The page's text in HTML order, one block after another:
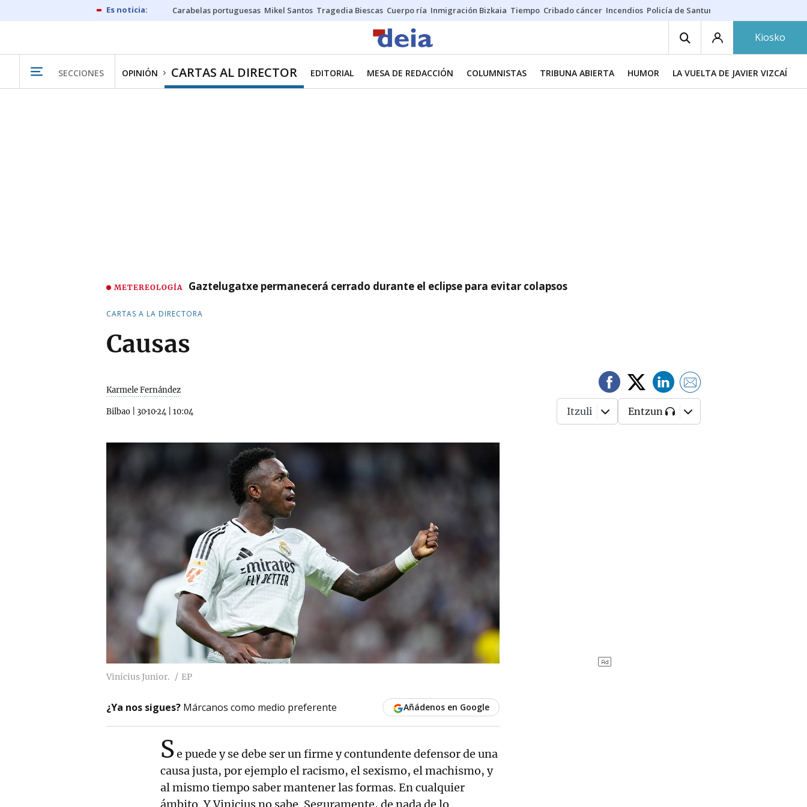
Carabelas portuguesas Mikel Santos Tragedia Biescas Cuerpo ría Inmigración Bizkaia Tiempo Cribado cáncer Incendios Policía de Santurtzi
Kiosko
SECCIONES OPINIÓN CARTAS AL DIRECTOR EDITORIAL MESA DE REDACCIÓN COLUMNISTAS TRIBUNA ABIERTA HUMOR LA VUELTA DE JAVIER VIZCAÍNO
METEREOLOGÍA Gaztelugatxe permanecerá cerrado durante el eclipse para evitar colapsos
CARTAS A LA DIRECTORA
Causas
Karmele Fernández
Bilbao 30·10·24 10:04 Itzuli Entzun
Vinicius Junior. EP
¿Ya nos sigues? Márcanos como medio preferente Añádenos en Google
Se puede y se debe ser un firme y contundente defensor de una
causa justa, por ejemplo el racismo, el sexismo, el machismo, y
al mismo tiempo saber mantener las formas. En cualquier
ámbito. Y Vinicius no sabe. Seguramente, de nada de lo